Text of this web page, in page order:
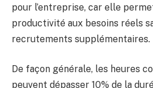
pour l’entreprise, car elle
productivité aux besoins réels
recrutements supplémentaires.
De façon générale, les heures
peuvent dépasser 10% de la